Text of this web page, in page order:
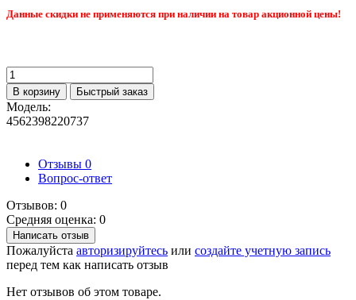
Данные скидки не применяются при наличии на товар акционной цены!
В корзину Быстрый заказ
Модель:
4562398220737
Отзывы 0
Вопрос-ответ
Отзывов: 0
Средняя оценка: 0
Написать отзыв
Пожалуйста авторизируйтесь или создайте учетную запись
перед тем как написать отзыв
Нет отзывов об этом товаре.